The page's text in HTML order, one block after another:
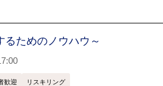
ためのノウハウ～
歓迎 リスキリング